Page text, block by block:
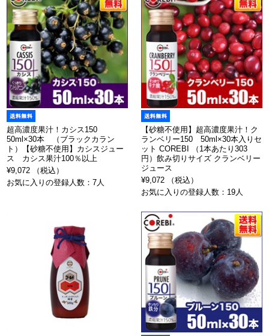
超高濃度果汁！カシス150
50ml×30本 （ブラックカラン
ト）【砂糖不使用】カシスジュー
ス カシス果汁100％以上
¥9,072 （税込）
お気に入りの登録人数：7人
【砂糖不使用】超高濃度果汁！ク
ランベリー150 50ml×30本入りセ
ット COREBI （1本あたり303
円）飲み切りサイズ クランベリー
ジュース
¥9,072 （税込）
お気に入りの登録人数：19人